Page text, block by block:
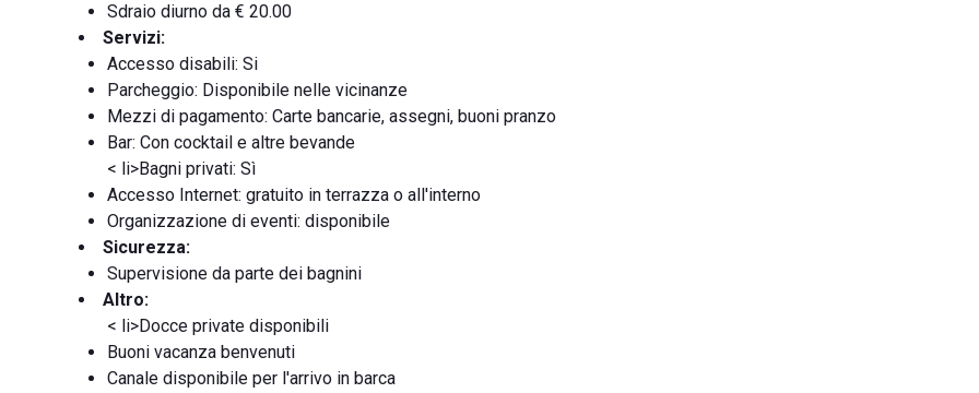
Sdraio diurno da € 20.00
Servizi:
Accesso disabili: Si
Parcheggio: Disponibile nelle vicinanze
Mezzi di pagamento: Carte bancarie, assegni, buoni pranzo
Bar: Con cocktail e altre bevande
< li>Bagni privati: Sì
Accesso Internet: gratuito in terrazza o all'interno
Organizzazione di eventi: disponibile
Sicurezza:
Supervisione da parte dei bagnini
Altro:
< li>Docce private disponibili
Buoni vacanza benvenuti
Canale disponibile per l'arrivo in barca